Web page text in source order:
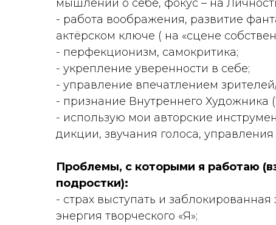
мышлении о себе, фокус – на
- работа воображения, развитие
актёрском ключе ( на «сцене
- перфекционизм, самокритика;
- укрепление уверенности в себе;
- управление впечатлением
- признание Внутреннего Художника
- использую мои авторские
дикции, звучания голоса,
Проблемы, с которыми я работаю
подростки):
- страх выступать и заблокированная
энергия творческого «Я»;